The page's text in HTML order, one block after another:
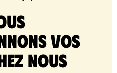
vos
nous